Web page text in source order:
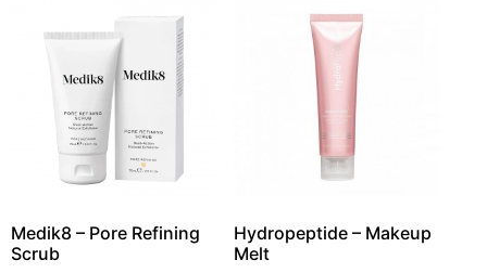
Medik8 – Pore Refining
Scrub
Hydropeptide – Makeup
Melt